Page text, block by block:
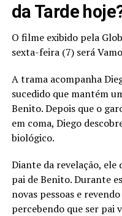
da Tarde
O filme exibido pela
sexta-feira (7) será
A trama acompanha
sucedido que mantém
Benito. Depois que o
em coma, Diego
biológico.
Diante da revelação,
pai de Benito. Durante
novas pessoas e
percebendo que ser pai